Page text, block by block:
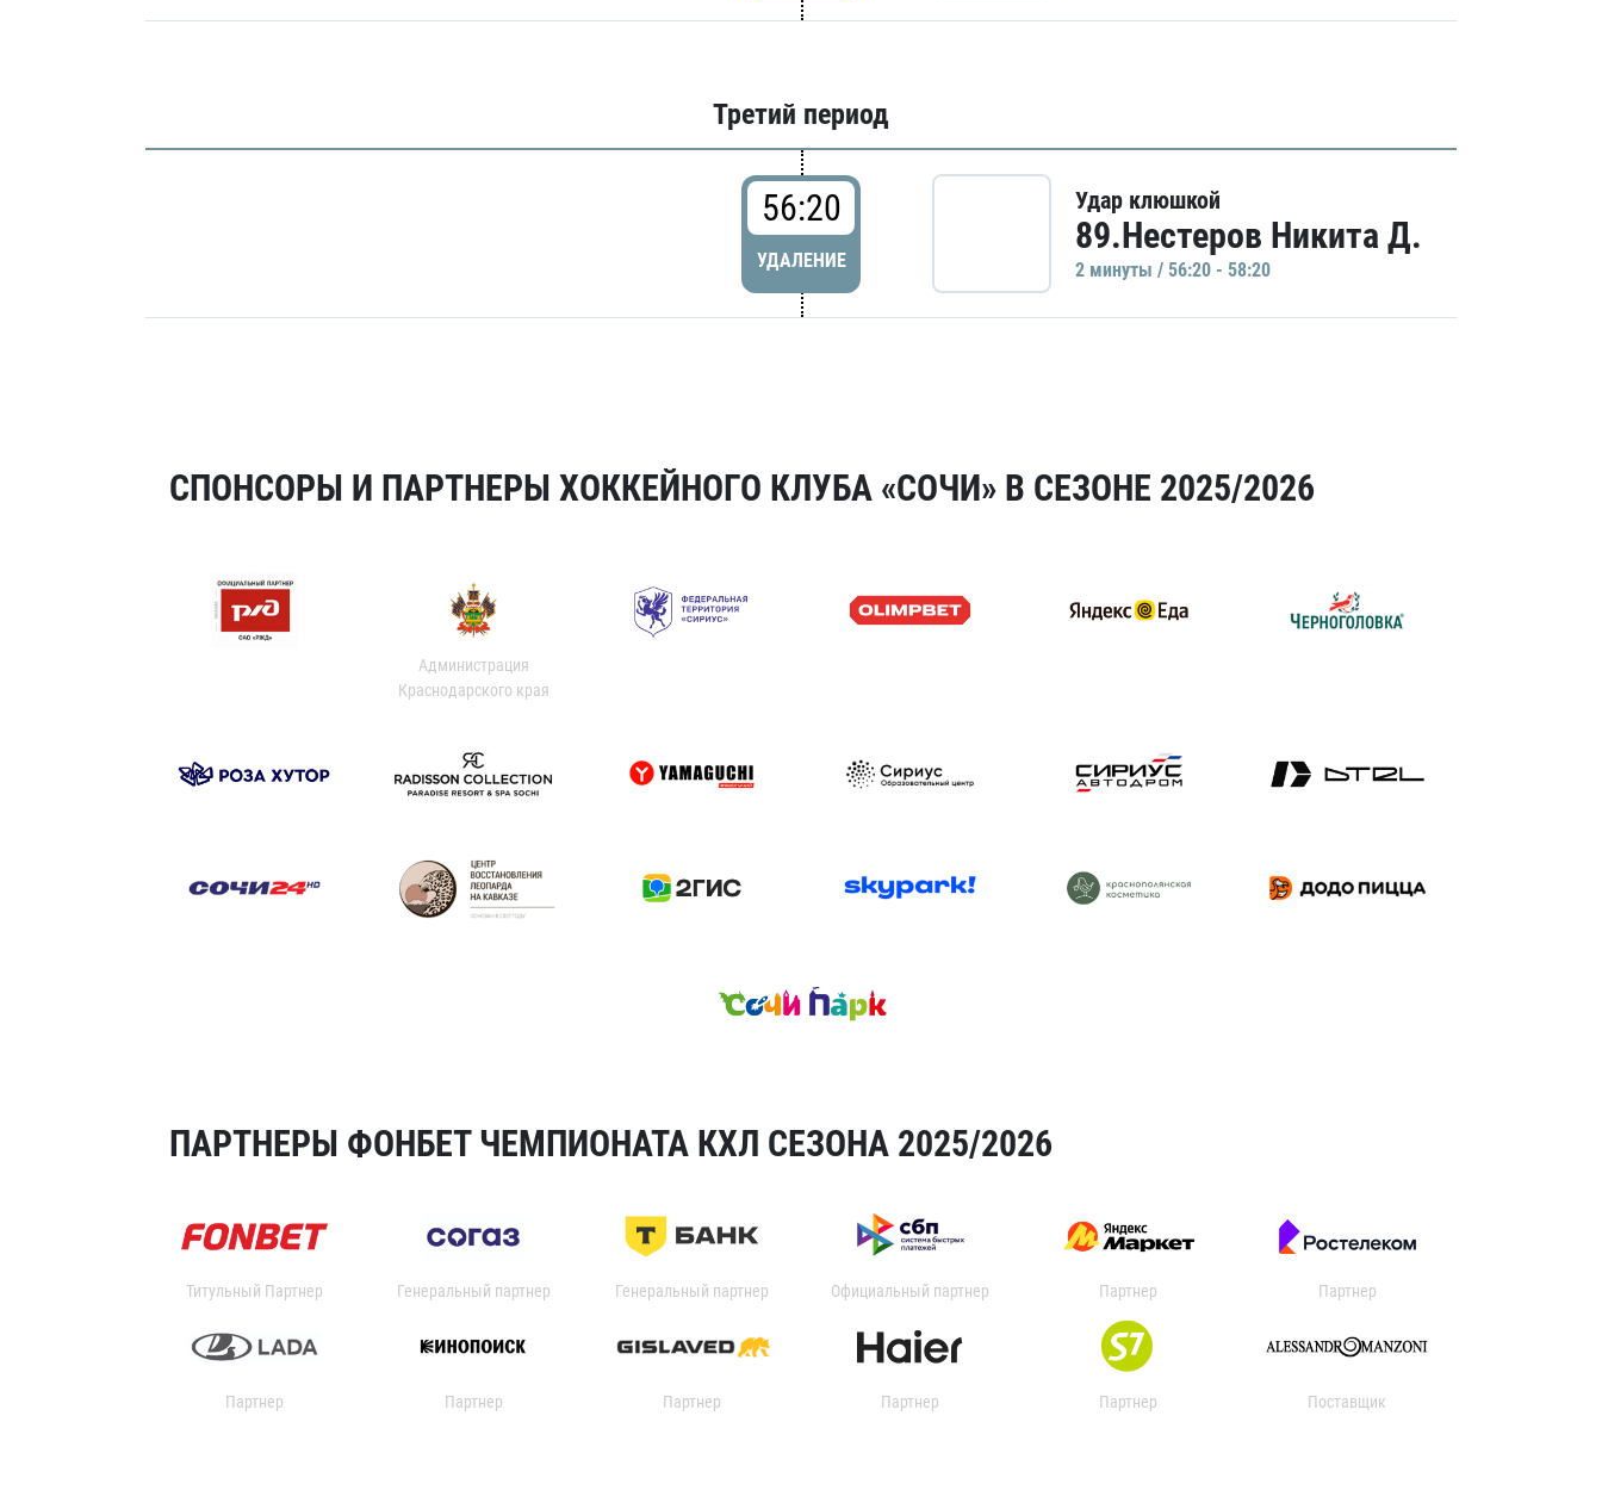
Третий период
56:20
УДАЛЕНИЕ
Удар клюшкой
89.Нестеров Никита Д.
2 минуты / 56:20 - 58:20
СПОНСОРЫ И ПАРТНЕРЫ ХОККЕЙНОГО КЛУБА «СОЧИ» В СЕЗОНЕ 2025/2026
Администрация
Краснодарского края
ПАРТНЕРЫ ФОНБЕТ ЧЕМПИОНАТА КХЛ СЕЗОНА 2025/2026
Титульный Партнер Генеральный партнер Генеральный партнер Официальный партнер Партнер Партнер
Партнер Партнер Партнер Партнер Партнер Поставщик